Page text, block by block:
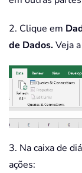
2. Clique em
de Dados.Veja
3. Na caixa de
ações: